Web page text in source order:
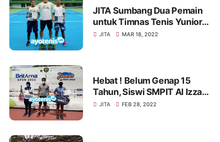
JITA Sumbang Dua Pemain
untuk Timnas Tenis Yunior
Indonesia
JITA MAR 18, 2022
Hebat ! Belum Genap 15
Tahun, Siswi SMPIT Al Izzah
Serang Banten Juara
JITA FEB 28, 2022